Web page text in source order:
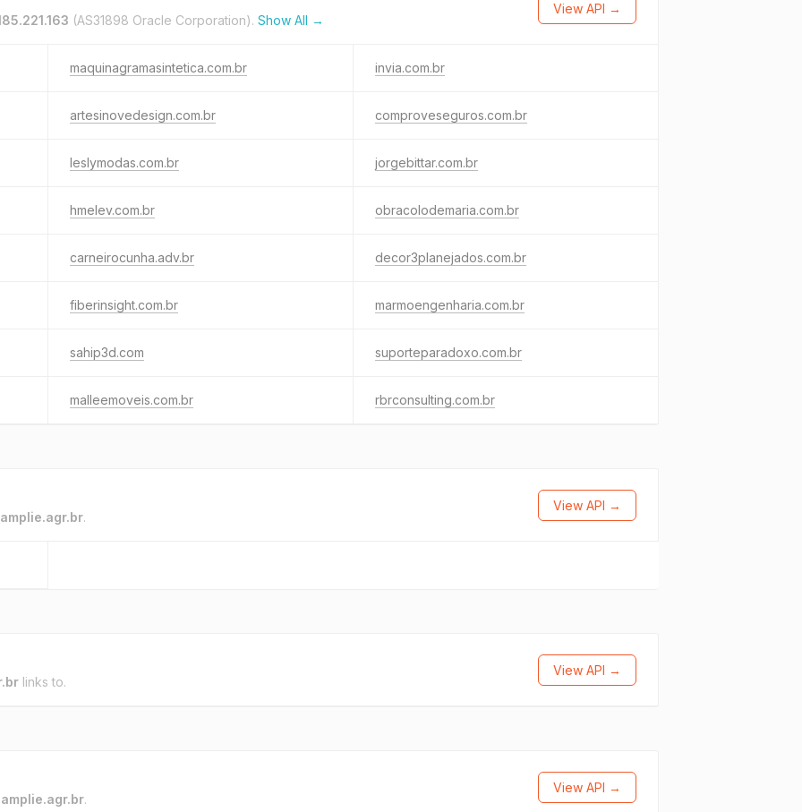
(AS31898 Oracle Corporation). Show All →
View API →
maquinagramasintetica.com.br invia.com.br
artesinovedesign.com.br comproveseguros.com.br
leslymodas.com.br jorgebittar.com.br
hmelev.com.br obracolodemaria.com.br
carneirocunha.adv.br decor3planejados.com.br
fiberinsight.com.br marmoengenharia.com.br
sahip3d.com suporteparadoxo.com.br
malleemoveis.com.br rbrconsulting.com.br
amplie.agr.br.
View API →
links to.
View API →
amplie.agr.br.
View API →